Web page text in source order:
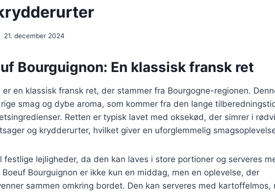
21. december 2024
Bourguignon: En klassisk fransk ret
er en klassisk fransk ret, der stammer fra Bourgogne-regionen.
smag og dybe aroma, som kommer fra den lange
Retten er typisk lavet med oksekød, der simrer i
og krydderurter, hvilket giver en uforglemmelig
festlige lejligheder, da den kan laves i store portioner og serveres
Bourguignon er ikke kun en middag, men en oplevelse, der
sammen omkring bordet. Den kan serveres med kartoffelmos,